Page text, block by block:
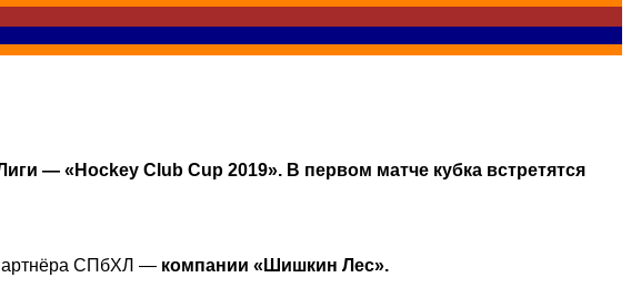
— «Hockey Club Cup 2019». В первом матче кубка встретятся
партнёра СПбХЛ — компании «Шишкин Лес».